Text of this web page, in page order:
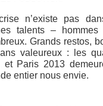
n’existe pas
talents –
Grands restos,
valeureux : les
et Paris 2013
entier nous envie.